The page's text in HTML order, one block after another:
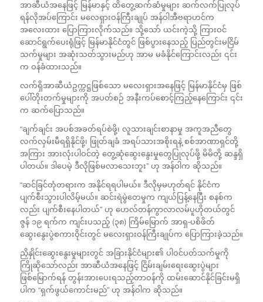
အာဆီယံအနေဖြင့် မြန်မာနှင့် ထိတွေ့ဆက်ဆံမှုများ ဆက်လက်ပြုလုပ်
ရန်လိုအပ်ကြောင်း မလေရှားဝန်ကြီးချုပ် အန်ဝါအီဗရာဟင်က
အလေးထား ပြောကြားလိုက်သည်။ သို့သော် ယင်းကဲ့သို့ ကြားဝင်
ဆောင်ရွက်ပေးရုံဖြင့် မြန်မာနိုင်ငံတွင် ဖြစ်ပွားနေသည့် ပြည်တွင်းမငြိမ်
သက်မှုများ အဆုံးသတ်သွားမည်ဟု အာမ မခံနိုင်ကြောင်းလည်း ၎င်း
က ဝန်ခံထားသည်။
လက်ရှိအာဆီယံဥက္ကဋ္ဌဖြစ်သော မလေးရှားအနေဖြင့် မြန်မာနိုင်ငံမှ ဖြစ်
ပေါ်တိုးတက်မှုများကို အပတ်စဉ် အနီးကပ်စောင့်ကြည့်နေကြောင်း ၎င်း
က ဆက်ပြောသည်။
“ချက်ချင်း အပစ်အခတ်ရပ်စဲဖို့၊ လူသားချင်းစာနာမှု အကူအညီတွေ
လက်လှမ်းမီရရှိနိုင်ဖို့၊ ဖြုတ်ချခံ အရပ်သားအစိုးရနဲ့ စစ်အာဏာရှင်တို့
အကြား အားလုံးပါဝင်တဲ့ တွေ့ဆုံဆွေးနွေးမှုတွေပြုလုပ်ဖို့ မိမိတို့ ဆန္ဒရှိ
ပါတယ်။ ဒါပေမဲ့ ဒီလိုဖြစ်မလာသေးဘူး” ဟု အန်ဝါက ဆိုသည်။
“ဆင်ခြင်တုံတရားက အနိုင်ရရပါမယ်။ ဒီလိုမှမဟုတ်ရင် နိုင်ငံက
ပျက်စီးသွားပါလိမ့်မယ်။ ဆင်းရဲမွဲတေမှုက ကျယ်ပြန့်နေပြီး စနစ်က
လည်း ပျက်စီးနေပါတယ်” ဟု ဟေလ်တန်ကွာလာလမ်ပူဟိုတယ်တွင်
ဇွန် ၁၉ ရက်က ကျင်းပသည့် (၃၈) ကြိမ်မြောက် အာရှ-ပစိဖိတ်
ဆွေးနွေးပွဲစကားဝိုင်းတွင် မလေးရှားဝန်ကြီးချုပ်က ပြောကြားခဲ့သည်။
ညှိနှိုင်းဆွေးနွေးမှုများတွင် အခြားနိုင်ငံများ၏ ပါဝင်ပတ်သက်မှုကို
ကြိုဆိုသော်လည်း အာဆီယံအနေဖြင့် ငြိမ်းချမ်းရေးဆွေးပွဲများ
ဖြစ်မြောက်ရန် တွန်းအားပေးရသည့်တာဝန်ကို ထမ်းဆောင်နိုင်ခြင်းမရှိ
ပါက “ရှက်ဖွယ်ကောင်းမည်” ဟု အန်ဝါက ဆိုသည်။